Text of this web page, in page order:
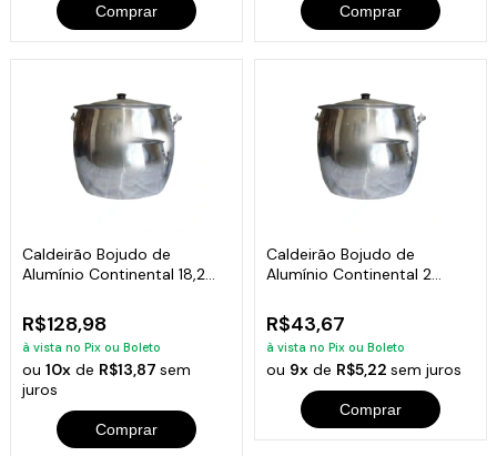
Comprar Comprar
Caldeirão Bojudo de
Alumínio Continental 18,2
R$128,98
à vista no Pix ou Boleto
ou10x de R$13,87sem
juros
Comprar
Caldeirão Bojudo de
Alumínio Continental 2
R$43,67
à vista no Pix ou Boleto
ou 9xde R$5,22 sem juros
Comprar